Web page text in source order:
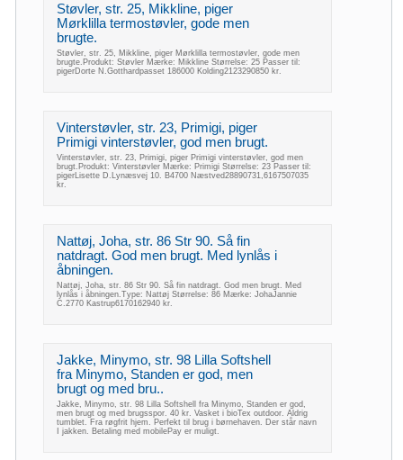
Støvler, str. 25, Mikkline, piger
Mørklilla termostøvler, gode men
brugte.
Støvler, str. 25, Mikkline, piger Mørklilla termostøvler, gode men
brugte.Produkt: Støvler Mærke: Mikkline Størrelse: 25 Passer til:
pigerDorte N.Gotthardpasset 186000 Kolding2123290850 kr.
Vinterstøvler, str. 23, Primigi, piger
Primigi vinterstøvler, god men brugt.
Vinterstøvler, str. 23, Primigi, piger Primigi vinterstøvler, god men
brugt.Produkt: Vinterstøvler Mærke: Primigi Størrelse: 23 Passer til:
pigerLisette D.Lynæsvej 10. B4700 Næstved28890731,6167507035
kr.
Nattøj, Joha, str. 86 Str 90. Så fin
natdragt. God men brugt. Med lynlås i
åbningen.
Nattøj, Joha, str. 86 Str 90. Så fin natdragt. God men brugt. Med
lynlås i åbningen.Type: Nattøj Størrelse: 86 Mærke: JohaJannie
C.2770 Kastrup6170162940 kr.
Jakke, Minymo, str. 98 Lilla Softshell
fra Minymo, Standen er god, men
brugt og med bru..
Jakke, Minymo, str. 98 Lilla Softshell fra Minymo, Standen er god,
men brugt og med brugsspor. 40 kr. Vasket i bioTex outdoor. Aldrig
tumblet. Fra røgfrit hjem. Perfekt til brug i børnehaven. Der står navn
I jakken. Betaling med mobilePay er muligt.